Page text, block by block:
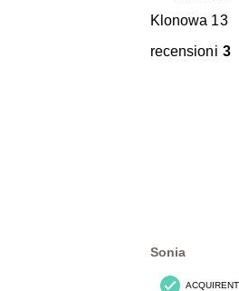
Klonowa 13
recensioni 3
Sonia